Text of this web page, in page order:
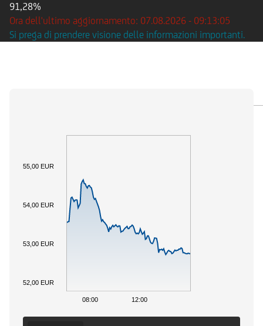
91,28%
Ora dell'ultimo aggiornamento: 07.08.2026 - 09:13:05
Si prega di prendere visione delle informazioni importanti.
08:00 12:00
52,00 EUR
53,00 EUR
54,00 EUR
55,00 EUR